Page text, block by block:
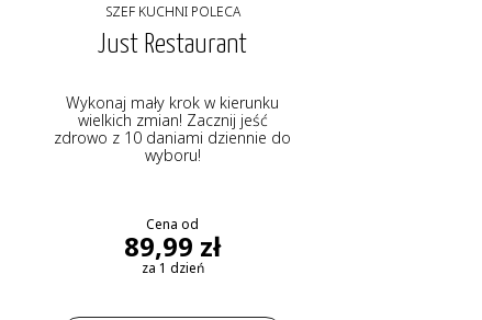
SZEF KUCHNI POLECA
Just Restaurant
Wykonaj mały krok w kierunku
wielkich zmian! Zacznij jeść
zdrowo z 10 daniami dziennie do
wyboru!
Cena od
89,99 zł
za 1 dzień